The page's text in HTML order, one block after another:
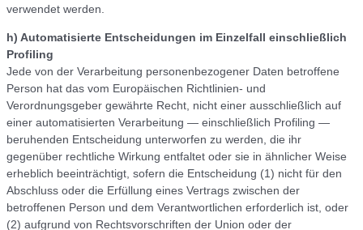
verwendet werden.
h) Automatisierte Entscheidungen im Einzelfall einschließlich
Profiling
Jede von der Verarbeitung personenbezogener Daten betroffene
Person hat das vom Europäischen Richtlinien- und
Verordnungsgeber gewährte Recht, nicht einer ausschließlich auf
einer automatisierten Verarbeitung — einschließlich Profiling —
beruhenden Entscheidung unterworfen zu werden, die ihr
gegenüber rechtliche Wirkung entfaltet oder sie in ähnlicher Weise
erheblich beeinträchtigt, sofern die Entscheidung (1) nicht für den
Abschluss oder die Erfüllung eines Vertrags zwischen der
betroffenen Person und dem Verantwortlichen erforderlich ist, oder
(2) aufgrund von Rechtsvorschriften der Union oder der